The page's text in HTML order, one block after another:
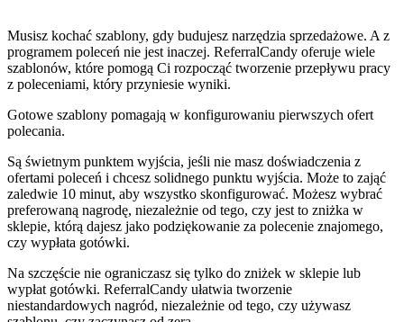
Musisz kochać szablony, gdy budujesz narzędzia sprzedażowe. A z
programem poleceń nie jest inaczej. ReferralCandy oferuje wiele
szablonów, które pomogą Ci rozpocząć tworzenie przepływu pracy
z poleceniami, który przyniesie wyniki.
Gotowe szablony pomagają w konfigurowaniu pierwszych ofert
polecania.
Są świetnym punktem wyjścia, jeśli nie masz doświadczenia z
ofertami poleceń i chcesz solidnego punktu wyjścia. Może to zająć
zaledwie 10 minut, aby wszystko skonfigurować. Możesz wybrać
preferowaną nagrodę, niezależnie od tego, czy jest to zniżka w
sklepie, którą dajesz jako podziękowanie za polecenie znajomego,
czy wypłata gotówki.
Na szczęście nie ograniczasz się tylko do zniżek w sklepie lub
wypłat gotówki. ReferralCandy ułatwia tworzenie
niestandardowych nagród, niezależnie od tego, czy używasz